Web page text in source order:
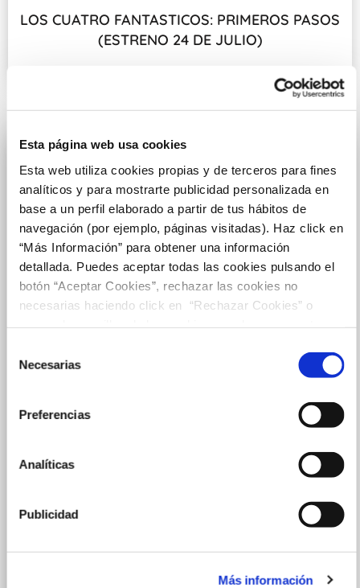
Esta página web usa cookies
Esta web utiliza cookies propias y de terceros para fines
analíticos y para mostrarte publicidad personalizada en
base a un perfil elaborado a partir de tus hábitos de
navegación (por ejemplo, páginas visitadas). Haz click en
“Más Información” para obtener una información
detallada. Puedes aceptar todas las cookies pulsando el
botón “Aceptar Cookies”, rechazar las cookies no
necesarias haciendo click en “Rechazar Cookies” o
Necesarias
Preferencias
Analíticas
Publicidad
Más información
LOS CUATRO FANTASTICOS: PRIMEROS PASOS
(ESTRENO 24 DE JULIO)